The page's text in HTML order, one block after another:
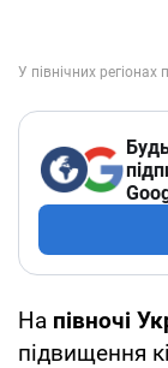
На півночі
підвищення